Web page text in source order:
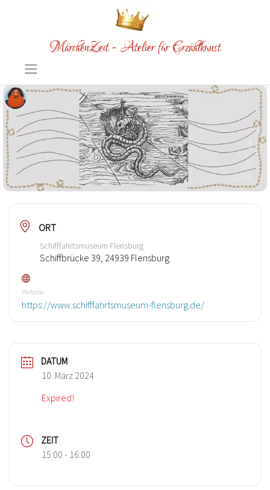
MärchenZeit - Atelier für Erzählkunst
ORT
Schifffahrtsmuseum Flensburg
Schiffbrücke 39, 24939 Flensburg
Website
https://www.schifffahrtsmuseum-flensburg.de/
DATUM
10. März 2024
Expired!
ZEIT
15:00 - 16:00